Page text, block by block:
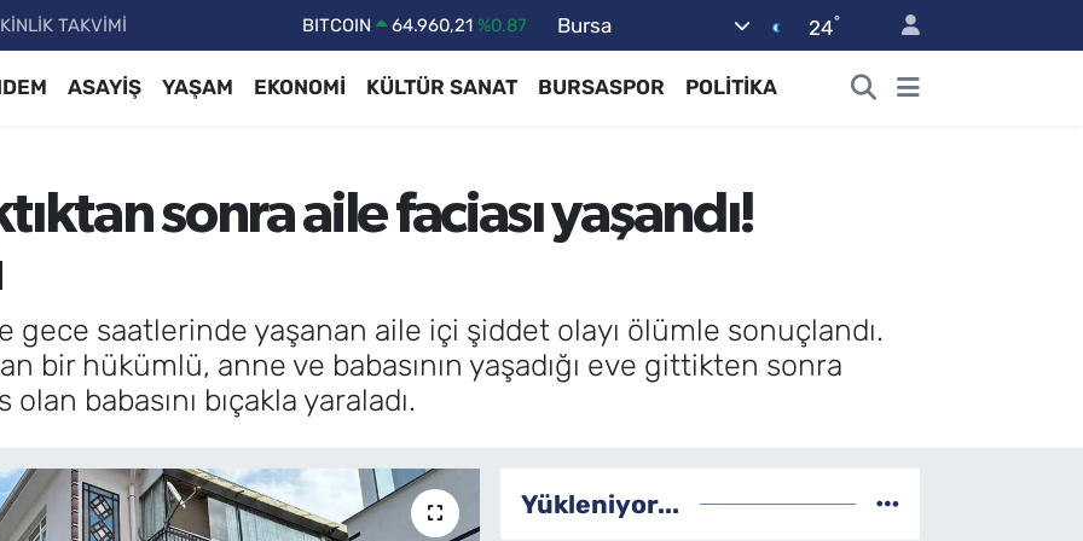
TAKVİMİ DOLAR 47,7436 %0.18
BİST100
13.779 %-14
Bursa 24°
ASAYİŞ YAŞAM EKONOMİ KÜLTÜR SANAT BURSASPOR POLİTİKA
sonra aile faciası yaşandı!
gece saatlerinde yaşanan aile içi şiddet olayı ölümle sonuçlandı.
bir hükümlü, anne ve babasının yaşadığı eve gittikten sonra
babasını bıçakla yaraladı.
Yükleniyor...